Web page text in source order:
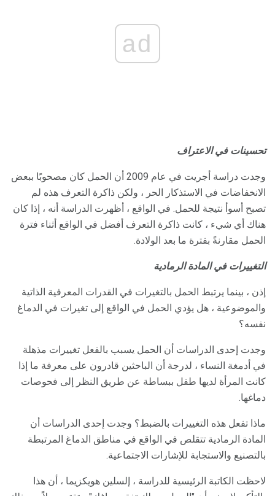
ad
تحسينات في الاعتراف
وجدت دراسة أجريت في عام 2009 أن الحمل كان مصحوبًا ببعض
الانخفاضات في الاستذكار الحر ، ولكن ذاكرة التعرف هذه لم
تصبح أسوأ نتيجة للحمل. في الواقع ، أظهرت الدراسة أنه ، إذا كان
هناك أي شيء ، كانت ذاكرة التعرف أفضل في الواقع أثناء فترة
الحمل مقارنةً بفترة ما بعد الولادة.
التغييرات في المادة الرمادية
إذن ، بينما يرتبط الحمل بالتغيرات في القدرات المعرفية الذاتية
والموضوعية ، هل يؤدي الحمل في الواقع إلى تغيرات في الدماغ
نفسه؟
وجدت إحدى الدراسات أن الحمل يسبب بالفعل تغييرات مذهلة
في أدمغة النساء ، لدرجة أن الباحثين قادرون على معرفة ما إذا
كانت المرأة لديها طفل ببساطة عن طريق النظر إلى فحوصات
دماغها.
ماذا تفعل هذه التغييرات بالضبط؟ وجدت إحدى الدراسات أن
المادة الرمادية تتقلص في الواقع في مناطق الدماغ المرتبطة
بالتصنيع والاستجابة للإشارات الاجتماعية.
لاحظت الكاتبة الرئيسية للدراسة ، إلسلين هويكزيما ، أن هذا